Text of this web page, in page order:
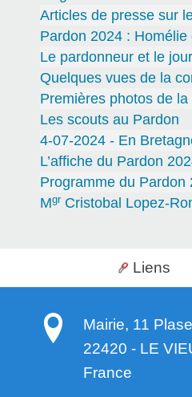
Articles de presse sur
Pardon 2024 :
Le pardonneur et le
Quelques vues de la
Premières photos de
Les scouts au Pardon
4-07-2024 - En
L’affiche du Pardon
Programme du Pardon
MgrCristobal Lopez-
Liens
Mairie, 11
22420 - LE
France